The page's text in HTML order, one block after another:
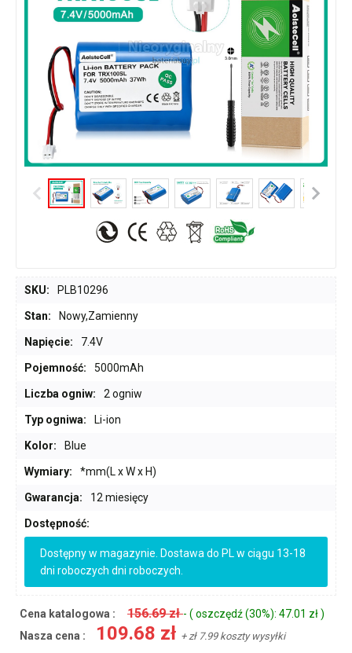
SKU: PLB10296
Stan: Nowy,Zamienny
Napięcie: 7.4V
Pojemność: 5000mAh
Liczba ogniw: 2 ogniw
Typ ogniwa: Li-ion
Kolor: Blue
Wymiary: *mm(L x W x H)
Gwarancja: 12 miesięcy
Dostępność:
Dostępny w magazynie. Dostawa do PL w ciągu 13-18
dni roboczych dni roboczych.
Cena katalogowa : 156.69 zł- ( oszczędź (30%): 47.01 zł )
Nasza cena :
109.68 zł + zł 7.99 koszty wysyłki